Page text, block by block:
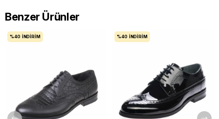
Benzer Ürünler
%40 İNDIRIM %40 İNDIRIM